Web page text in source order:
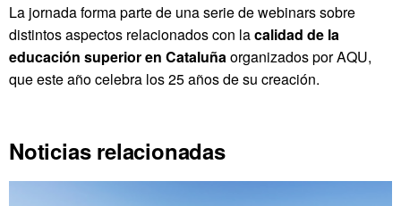
La jornada forma parte de una serie de webinars sobre
distintos aspectos relacionados con lacalidad de la
educación superior en Cataluñaorganizados por AQU,
que este año celebra los 25 años de su creación.
Noticias relacionadas